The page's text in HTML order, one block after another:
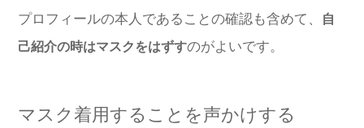
プロフィールの本人であることの確認も含めて、
自
己紹介の時はマスクをはずすのがよいです。
マスク着用することを声かけする